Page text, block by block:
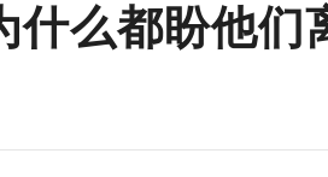
什么都盼他